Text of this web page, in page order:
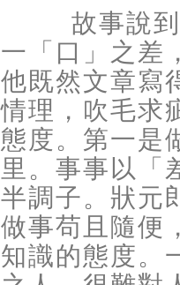
故事說
一「口」之差
他既然文章寫
情理，吹毛求
態度。第一是
里。事事以「
半調子。狀元
做事苟且隨便
知識的態度。